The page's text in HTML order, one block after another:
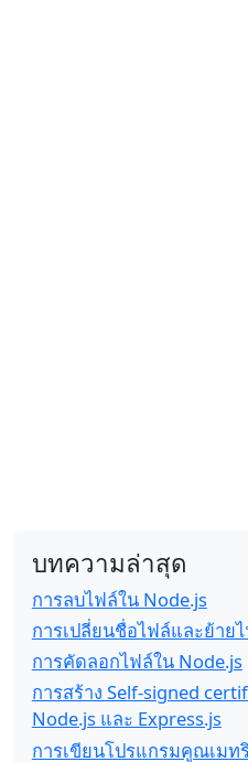
บทความล่าสุด
การลบไฟล์ใน Node.js
การเปลี่ยนชื่อไฟล์และย้าย
การคัดลอกไฟล์ใน Node.js
การสร้าง Self-signed
Node.js และ Express.js
การเขียนโปรแกรมคูณเมท